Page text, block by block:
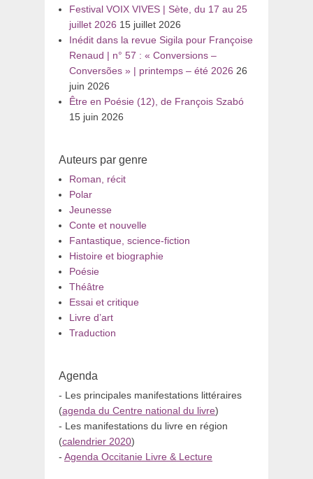
Festival VOIX VIVES | Sète, du 17 au 25
juillet 2026 15 juillet 2026
Inédit dans la revue Sigila pour Françoise
Renaud | n° 57 : « Conversions –
Conversões » | printemps – été 2026 26
juin 2026
Être en Poésie (12), de François Szabó
15 juin 2026
Auteurs par genre
Roman, récit
Polar
Jeunesse
Conte et nouvelle
Fantastique, science-fiction
Histoire et biographie
Poésie
Théâtre
Essai et critique
Livre d’art
Traduction
Agenda
- Les principales manifestations littéraires
(agenda du Centre national du livre)
- Les manifestations du livre en région
(calendrier 2020)
- Agenda Occitanie Livre & Lecture